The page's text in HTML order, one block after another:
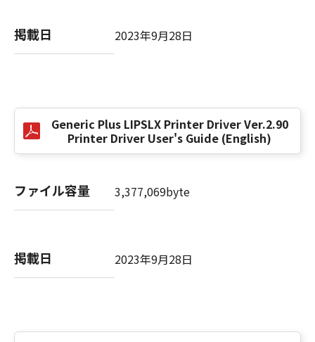
し、下記(2)または(3)により終了されるまで有
(3) お客様が本契約書のいずれかの条項に違反
した場合、本契約書は直ちに終了します。
(4) お客様は、上記(3)によって本契約書が終了
びその複製物のすべてを廃棄または消去するも
のとします。
定は、本契約書の終了後も効力を有します。
関また団体を意味します。もしお客様が米国政
掲載日 2023年9月28日
Generic Plus LIPSLX Printer Driver Ver.2.90
Printer Driver User's Guide (English)
ファイル容量 3,377,069byte
掲載日 2023年9月28日